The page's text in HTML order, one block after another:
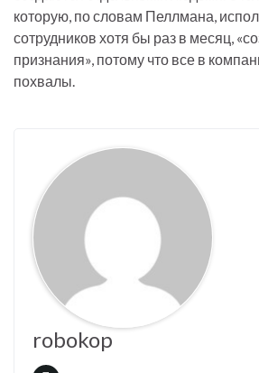
которую, по словам Пеллмана,
сотрудников хотя бы раз в месяц,
признания», потому что все в
похвалы.
robokop